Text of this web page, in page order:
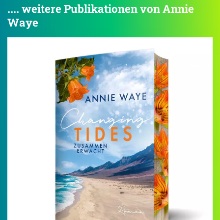
.... weitere Publikationen von Annie
Waye